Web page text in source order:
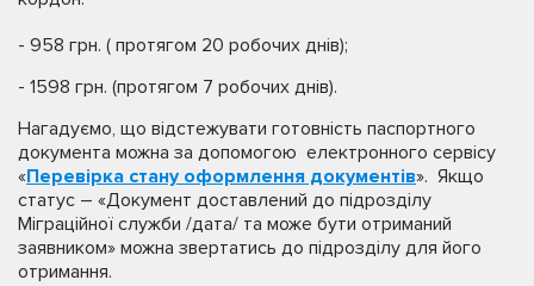
- 958 грн. ( протягом 20 робочих днів);
- 1598 грн. (протягом 7 робочих днів).
Нагадуємо, що відстежувати готовність паспортного
документа можна за допомогою електронного сервісу
«Перевірка стану оформлення документів». Якщо
статус – «Документ доставлений до підрозділу
Міграційної служби /дата/ та може бути отриманий
заявником» можна звертатись до підрозділу для його
отримання.